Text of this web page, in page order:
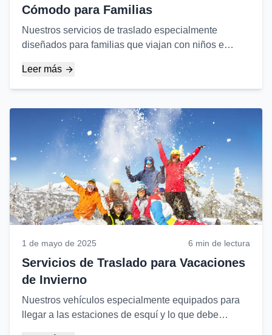
Cómodo para Familias
Nuestros servicios de traslado especialmente
diseñados para familias que viajan con niños e
Leer más
1 de mayo de 2025 6 min de lectura
Servicios de Traslado para Vacaciones
de Invierno
Nuestros vehículos especialmente equipados para
llegar a las estaciones de esquí y lo que debe